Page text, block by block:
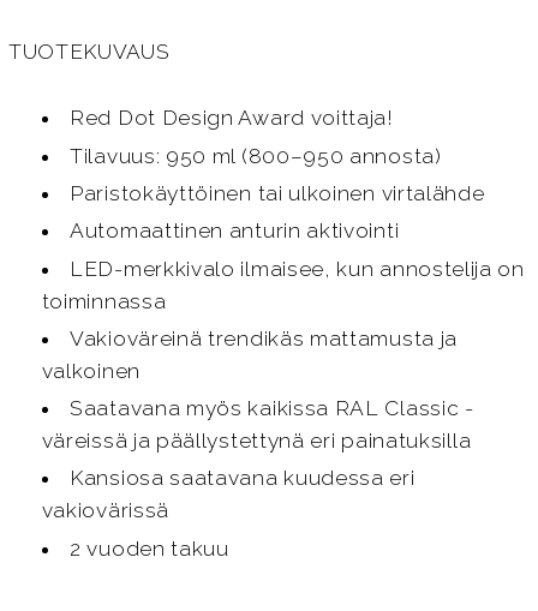
TUOTEKUVAUS
Red Dot Design Award voittaja!
Tilavuus: 950 ml (800–950 annosta)
Paristokäyttöinen tai ulkoinen virtalähde
Automaattinen anturin aktivointi
LED-merkkivalo ilmaisee, kun annostelija on
toiminnassa
Vakioväreinä trendikäs mattamusta ja
valkoinen
Saatavana myös kaikissa RAL Classic -
väreissä ja päällystettynä eri painatuksilla
Kansiosa saatavana kuudessa eri
vakiovärissä
2 vuoden takuu